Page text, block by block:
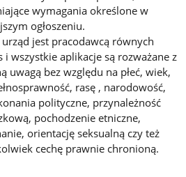
wymagania określone w
ogłoszeniu.
urząd jest pracodawcą równych
i wszystkie aplikacje są rozważane z
uwagą bez względu na płeć, wiek,
rasę , narodowość,
polityczne, przynależność
pochodzenie etniczne,
orientację seksualną czy też
cechę prawnie chronioną.